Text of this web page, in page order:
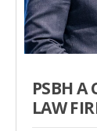
PSBH A
LAW